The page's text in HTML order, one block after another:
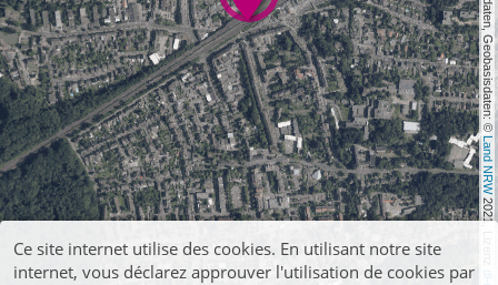
, Kartendaten, Geobasisdaten: ©
Land NRW
2021, Lizenz
Ce site internet utilise des cookies. En utilisant notre site
internet, vous déclarez approuver l'utilisation de cookies par